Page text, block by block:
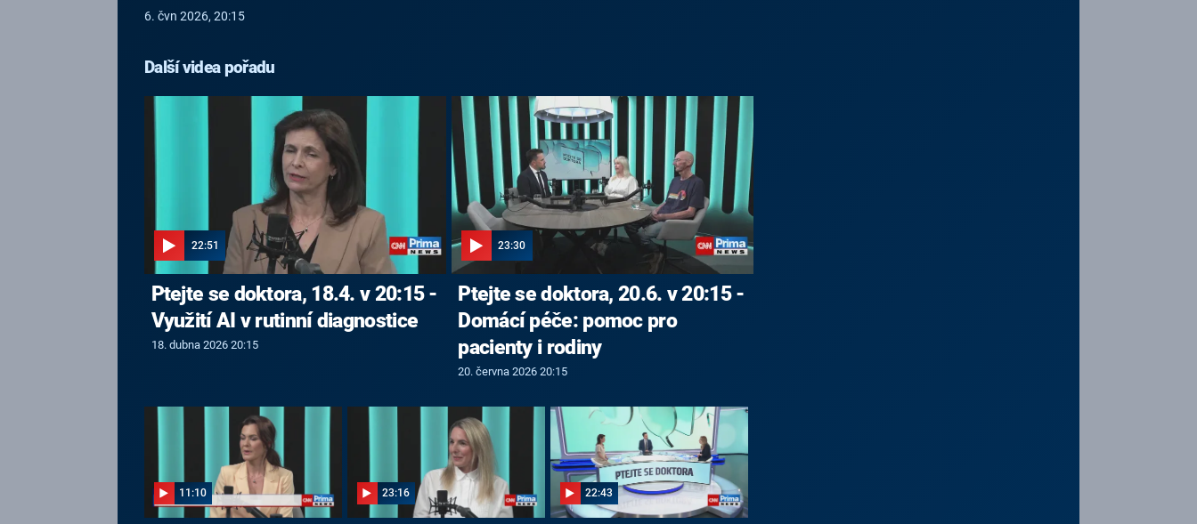
6. čvn 2026, 20:15
Další videa pořadu
22:51
Ptejte se doktora, 18.4. v 20:15 -
Využití AI v rutinní diagnostice
18. dubna 2026 20:15
23:30
Ptejte se doktora, 20.6. v 20:15 -
Domácí péče: pomoc pro
pacienty i rodiny
20. června 2026 20:15
11:10 23:16 22:43